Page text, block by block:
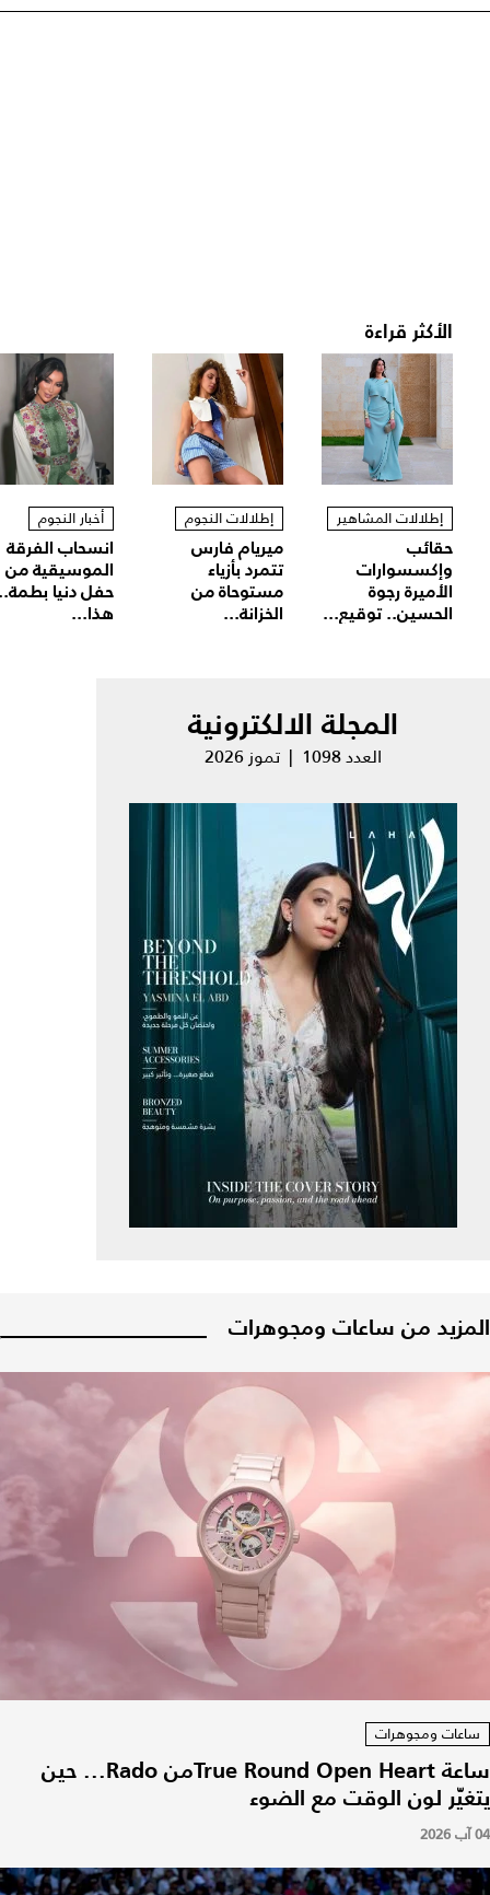
الأكثر قراءة
إطلالات المشاهير
حقائب
وإكسسوارات
الأميرة رجوة
الحسين.. توقيع...
إطلالات النجوم
ميريام فارس
تتمرد بأزياء
مستوحاة من
الخزانة...
أخبار النجوم
انسحاب الفرقة
الموسيقية من
حفل دنيا
هذا...
المجلة الالكترونية
العدد 1098 | تموز 2026
المزيد من ساعات ومجوهرات
ساعات ومجوهرات
ساعة True Round Open Heartمن Rado... حين
يتغيّر لون الوقت مع الضوء
04 آب 2026